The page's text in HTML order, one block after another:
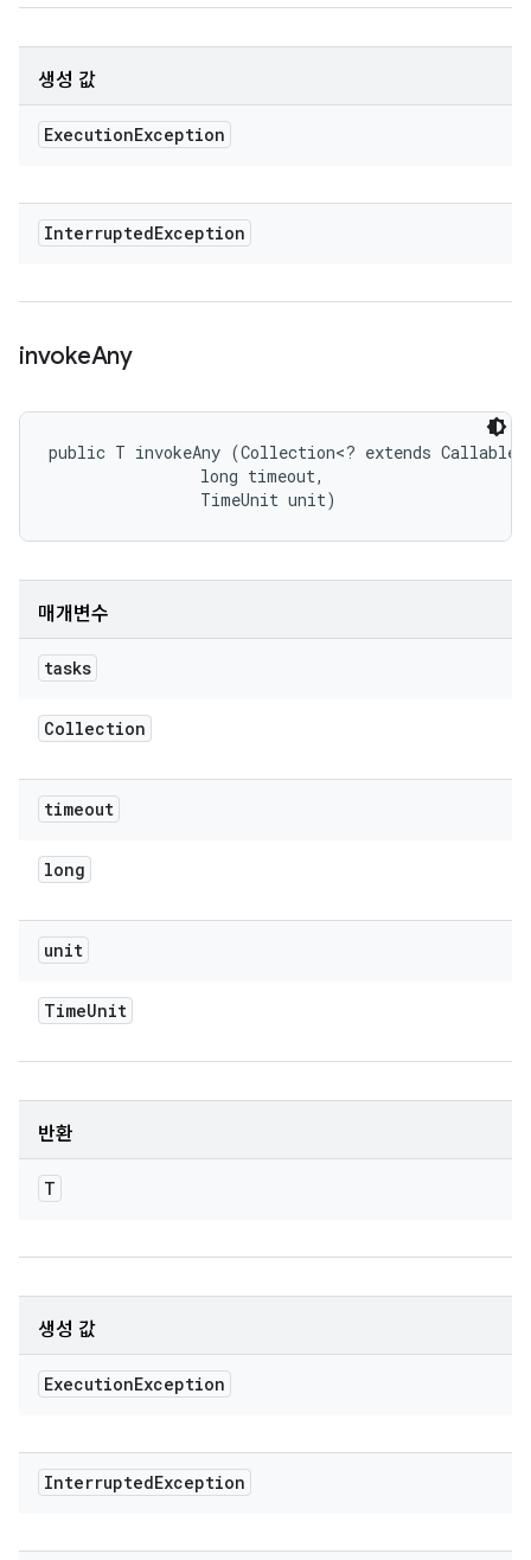
생성 값
ExecutionException
InterruptedException
invokeAny
public T invokeAny (Collection<? extends
                long timeout,
                TimeUnit unit)
매개변수
tasks
Collection
timeout
long
unit
TimeUnit
반환
T
생성 값
ExecutionException
InterruptedException